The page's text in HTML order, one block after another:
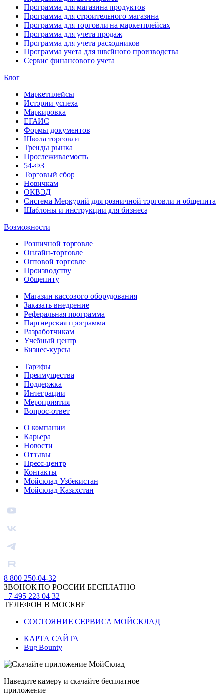
Программа для магазина продуктов
Программа для строительного магазина
Программа для торговли на маркетплейсах
Программа для учета продаж
Программа для учета расходников
Программа учета для швейного производства
Сервис финансового учета
Блог
Маркетплейсы
Истории успеха
Маркировка
ЕГАИС
Формы документов
Школа торговли
Тренды рынка
Прослеживаемость
54-ФЗ
Торговый сбор
Новичкам
ОКВЭД
Система Меркурий для розничной торговли и общепита
Шаблоны и инструкции для бизнеса
Возможности
Розничной торговле
Онлайн-торговле
Оптовой торговле
Производству
Общепиту
Магазин кассового оборудования
Заказать внедрение
Реферальная программа
Партнерская программа
Разработчикам
Учебный центр
Бизнес‑курсы
Тарифы
Преимущества
Поддержка
Интеграции
Мероприятия
Вопрос-ответ
О компании
Карьера
Новости
Отзывы
Пресс-центр
Контакты
Мойсклад Узбекистан
Мойсклад Казахстан
8 800 250-04-32
ЗВОНОК ПО РОССИИ БЕСПЛАТНО
+7 495 228 04 32
ТЕЛЕФОН В МОСКВЕ
СОСТОЯНИЕ СЕРВИСА МОЙСКЛАД
КАРТА САЙТА
Bug Bounty
Наведите камеру и скачайте бесплатное
приложение